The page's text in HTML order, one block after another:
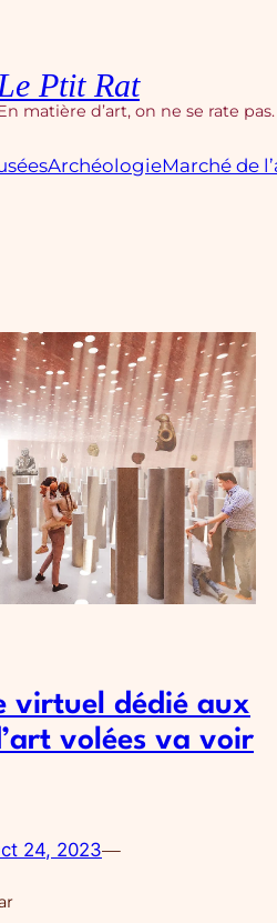
Le Ptit Rat
matière d’art, on ne se rate pas.
ArchéologieMarché de
virtuel dédié aux
volées va voir
24, 2023—